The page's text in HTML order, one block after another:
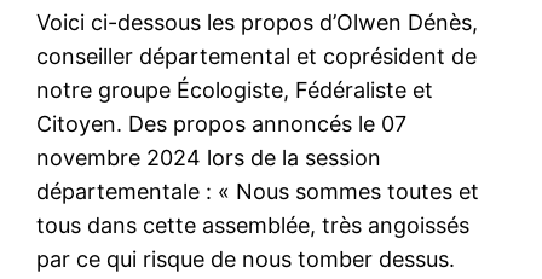
Voici ci-dessous les propos d’Olwen Dénès,
conseiller départemental et coprésident de
notre groupe Écologiste, Fédéraliste et
Citoyen. Des propos annoncés le 07
novembre 2024 lors de la session
départementale : « Nous sommes toutes et
tous dans cette assemblée, très angoissés
par ce qui risque de nous tomber dessus.